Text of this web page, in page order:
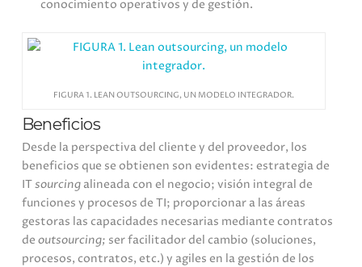
conocimiento operativos y de gestión.
FIGURA 1. LEAN OUTSOURCING, UN MODELO INTEGRADOR.
Beneficios
Desde la perspectiva del cliente y del proveedor, los
beneficios que se obtienen son evidentes: estrategia de
ITsourcingalineada con el negocio; visión integral de
funciones y procesos de TI; proporcionar a las áreas
gestoras las capacidades necesarias mediante contratos
de outsourcing; ser facilitador del cambio (soluciones,
procesos, contratos, etc.) y agiles en la gestión de los